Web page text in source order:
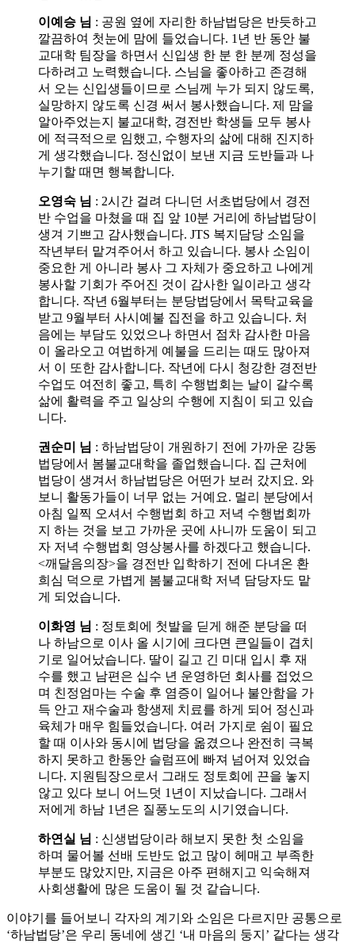
이예승 님 : 공원 옆에 자리한 하남법당은 반듯하고
깔끔하여 첫눈에 맘에 들었습니다. 1년 반 동안 불
교대학 팀장을 하면서 신입생 한 분 한 분께 정성을
다하려고 노력했습니다. 스님을 좋아하고 존경해
서 오는 신입생들이므로 스님께 누가 되지 않도록,
실망하지 않도록 신경 써서 봉사했습니다. 제 맘을
알아주었는지 불교대학, 경전반 학생들 모두 봉사
에 적극적으로 임했고, 수행자의 삶에 대해 진지하
게 생각했습니다. 정신없이 보낸 지금 도반들과 나
누기할 때면 행복합니다.
오영숙 님 : 2시간 걸려 다니던 서초법당에서 경전
반 수업을 마쳤을 때 집 앞 10분 거리에 하남법당이
생겨 기쁘고 감사했습니다. JTS 복지담당 소임을
작년부터 맡겨주어서 하고 있습니다. 봉사 소임이
중요한 게 아니라 봉사 그 자체가 중요하고 나에게
봉사할 기회가 주어진 것이 감사한 일이라고 생각
합니다. 작년 6월부터는 분당법당에서 목탁교육을
받고 9월부터 사시예불 집전을 하고 있습니다. 처
음에는 부담도 있었으나 하면서 점차 감사한 마음
이 올라오고 여법하게 예불을 드리는 때도 많아져
서 이 또한 감사합니다. 작년에 다시 청강한 경전반
수업도 여전히 좋고, 특히 수행법회는 날이 갈수록
삶에 활력을 주고 일상의 수행에 지침이 되고 있습
니다.
권순미 님 : 하남법당이 개원하기 전에 가까운 강동
법당에서 봄불교대학을 졸업했습니다. 집 근처에
법당이 생겨서 하남법당은 어떤가 보러 갔지요. 와
보니 활동가들이 너무 없는 거예요. 멀리 분당에서
아침 일찍 오셔서 수행법회 하고 저녁 수행법회까
지 하는 것을 보고 가까운 곳에 사니까 도움이 되고
자 저녁 수행법회 영상봉사를 하겠다고 했습니다.
<깨달음의장>을 경전반 입학하기 전에 다녀온 환
희심 덕으로 가볍게 봄불교대학 저녁 담당자도 맡
게 되었습니다.
이화영 님 : 정토회에 첫발을 딛게 해준 분당을 떠
나 하남으로 이사 올 시기에 크다면 큰일들이 겹치
기로 일어났습니다. 딸이 길고 긴 미대 입시 후 재
수를 했고 남편은 십수 년 운영하던 회사를 접었으
며 친정엄마는 수술 후 염증이 일어나 불안함을 가
득 안고 재수술과 항생제 치료를 하게 되어 정신과
육체가 매우 힘들었습니다. 여러 가지로 쉼이 필요
할 때 이사와 동시에 법당을 옮겼으나 완전히 극복
하지 못하고 한동안 슬럼프에 빠져 넘어져 있었습
니다. 지원팀장으로서 그래도 정토회에 끈을 놓지
않고 있다 보니 어느덧 1년이 지났습니다. 그래서
저에게 하남 1년은 질풍노도의 시기였습니다.
하연실 님 : 신생법당이라 해보지 못한 첫 소임을
하며 물어볼 선배 도반도 없고 많이 헤매고 부족한
부분도 많았지만, 지금은 아주 편해지고 익숙해져
사회생활에 많은 도움이 될 것 같습니다.
이야기를 들어보니 각자의 계기와 소임은 다르지만 공통으로
‘하남법당’은 우리 동네에 생긴 ‘내 마음의 둥지’ 같다는 생각